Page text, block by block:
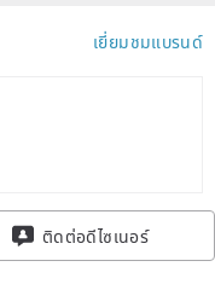
เยี่ยมชมแบรนด์
ติดต่อดีไซเนอร์